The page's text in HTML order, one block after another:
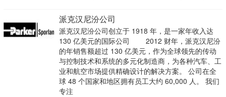
派克汉尼汾公司
派克汉尼汾公司创立于 1918 年，是一家年收入达
130 亿美元的国际公司 2012 财年，派克汉尼汾
的年销售额超过 130 亿美元，作为全球领先的传动
与控制技术和系统的多元化制造商，为各种汽车、工
业和航空市场提供精确设计的解决方案。 公司在全
球 48 个国家和地区拥有员工大约 60,000 人。 我们
专注